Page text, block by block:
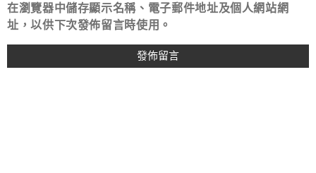
在瀏覽器中儲存顯示名稱、電子郵件地址及個人網站網
址，以供下次發佈留言時使用。